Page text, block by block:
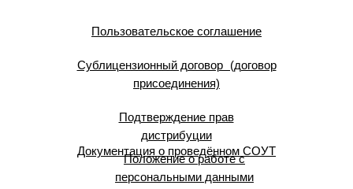
Пользовательское соглашение
Сублицензионный договор (договор
присоединения)
Подтверждение прав
дистрибуции
Документация о проведённом СОУТ
Положение о работе с
персональными данными